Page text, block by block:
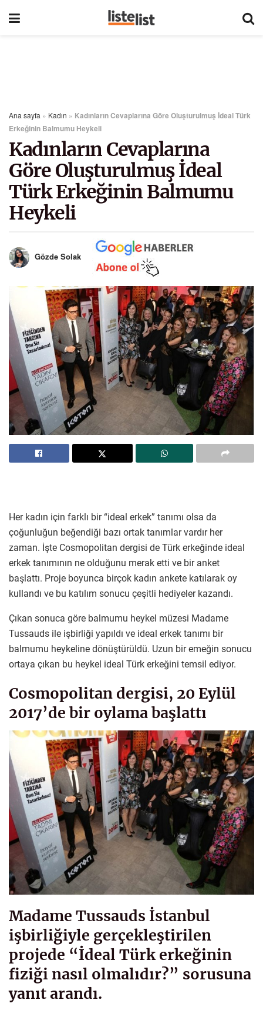
Ana sayfa » Kadın » Kadınların Cevaplarına Göre Oluşturulmuş İdeal Türk
Erkeğinin Balmumu Heykeli
Kadınların Cevaplarına
Göre Oluşturulmuş İdeal
Türk Erkeğinin Balmumu
Heykeli
Gözde Solak
Her kadın için farklı bir “ideal erkek” tanımı olsa da
çoğunluğun beğendiği bazı ortak tanımlar vardır her
zaman. İşte Cosmopolitan dergisi de Türk erkeğinde ideal
erkek tanımının ne olduğunu merak etti ve bir anket
başlattı. Proje boyunca birçok kadın ankete katılarak oy
kullandı ve bu katılım sonucu çeşitli hediyeler kazandı.
Çıkan sonuca göre balmumu heykel müzesi Madame
Tussauds ile işbirliği yapıldı ve ideal erkek tanımı bir
balmumu heykeline dönüştürüldü. Uzun bir emeğin sonucu
ortaya çıkan bu heykel ideal Türk erkeğini temsil ediyor.
Cosmopolitan dergisi, 20 Eylül
2017’de bir oylama başlattı
Madame Tussauds İstanbul
işbirliğiyle gerçekleştirilen
projede “İdeal Türk erkeğinin
fiziği nasıl olmalıdır?” sorusuna
yanıt arandı.